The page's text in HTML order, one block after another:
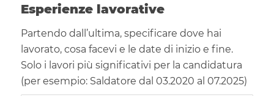
Esperienze lavorative
Partendo dall’ultima, specificare dove hai
lavorato, cosa facevi e le date di inizio e fine.
Solo i lavori più significativi per la candidatura
(per esempio: Saldatore dal 03.2020 al 07.2025)